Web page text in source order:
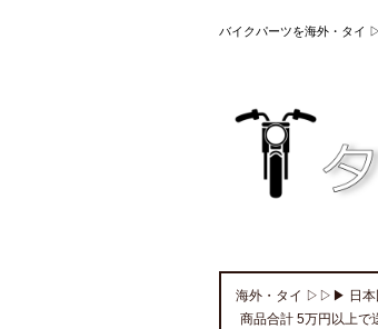
バイクパーツを海外・タイ
海外・タイ ▷▷▶ 日本
商品合計 5万円以上で